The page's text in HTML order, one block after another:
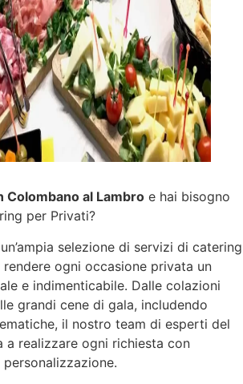
Colombano al Lambro e hai bisogno
per Privati?
selezione di servizi di catering
ogni occasione privata un
e indimenticabile. Dalle colazioni
grandi cene di gala, includendo
il nostro team di esperti del
a realizzare ogni richiesta con
personalizzazione.